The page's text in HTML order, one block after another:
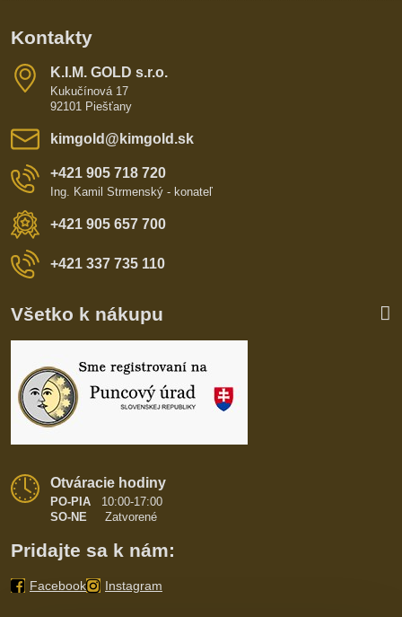
Kontakty
K​​.I​​.M​​. GOLD s​​.r​​.o​​.
Kukučínová 17
92101 Piešťany
kimgold​@kimgold​.sk
+421 905 718 720
Ing. Kamil Strmenský - konateľ
+421 905 657 700
+421 337 735 110
Všetko k nákupu
Otváracie hodiny
PO-PIA
10:00-17:00
SO-NE Zatvorené
Pridajte sa k nám:
Facebook Instagram